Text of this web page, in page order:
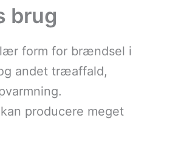
brug
form for brændsel i
andet træaffald,
producere meget